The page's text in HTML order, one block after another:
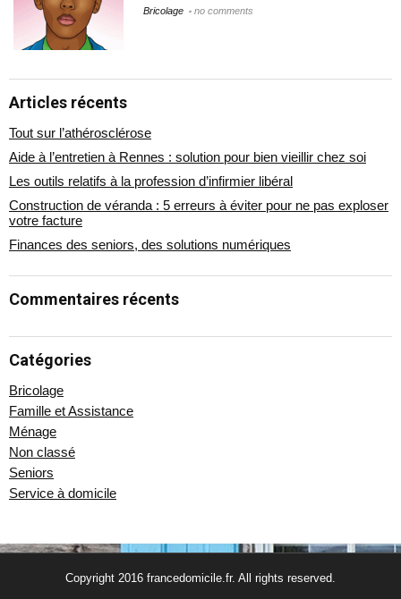
Bricolage no comments
Articles récents
Tout sur l’athérosclérose
Aide à l’entretien à Rennes : solution pour bien vieillir chez soi
Les outils relatifs à la profession d’infirmier libéral
Construction de véranda : 5 erreurs à éviter pour ne pas exploser
votre facture
Finances des seniors, des solutions numériques
Commentaires récents
Catégories
Bricolage
Famille et Assistance
Ménage
Non classé
Seniors
Service à domicile
Copyright 2016 francedomicile.fr. All rights reserved.